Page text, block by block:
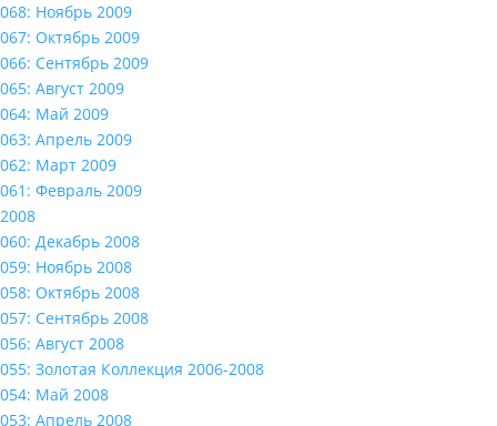
068: Ноябрь 2009
067: Октябрь 2009
066: Сентябрь 2009
065: Август 2009
064: Май 2009
063: Апрель 2009
062: Март 2009
061: Февраль 2009
2008
060: Декабрь 2008
059: Ноябрь 2008
058: Октябрь 2008
057: Сентябрь 2008
056: Август 2008
055: Золотая Коллекция 2006-2008
054: Май 2008
053: Апрель 2008